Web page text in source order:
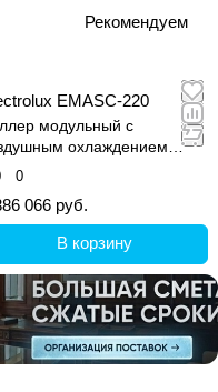
Рекомендуем
EMASC-220
модульный с
охлаждением
0
066 руб.
В корзину